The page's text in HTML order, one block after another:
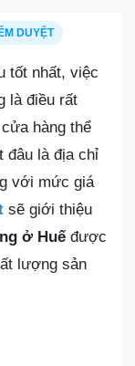
DUYỆT
tốt nhất, việc
là điều rất
hàng thể
đâu là địa chỉ
với mức giá
sẽ giới thiệu
ở Huếđược
lượng sản